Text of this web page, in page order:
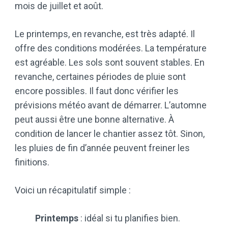
mois de juillet et août.
Le printemps, en revanche, est très adapté. Il
offre des conditions modérées. La température
est agréable. Les sols sont souvent stables. En
revanche, certaines périodes de pluie sont
encore possibles. Il faut donc vérifier les
prévisions météo avant de démarrer. L’automne
peut aussi être une bonne alternative. À
condition de lancer le chantier assez tôt. Sinon,
les pluies de fin d’année peuvent freiner les
finitions.
Voici un récapitulatif simple :
Printemps : idéal si tu planifies bien.